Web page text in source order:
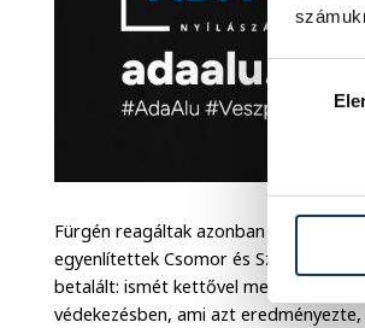
Fürgén reagáltak azonban a
egyenlítettek Csomor és Szkokán
betalált: ismét kettővel mentek a
védekezésben, ami azt